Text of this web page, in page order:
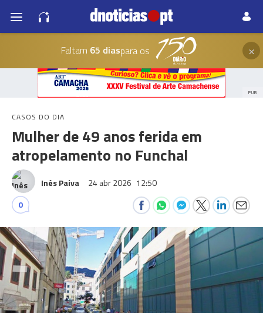
Faltam 65 diaspara os ×
PUB
CASOS DO DIA
Mulher de 49 anos ferida em
atropelamento no Funchal
Inês Paiva 24 abr 2026 12:50
0